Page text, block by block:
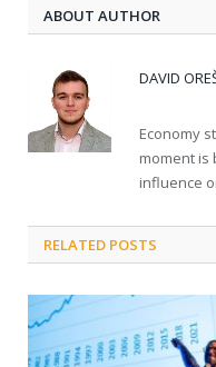
ABOUT AUTHOR
DAVID
Economy
moment is
influence
RELATED POSTS